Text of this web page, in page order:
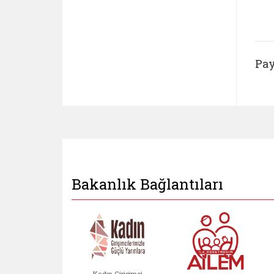
Bakanlık Bağlantıları